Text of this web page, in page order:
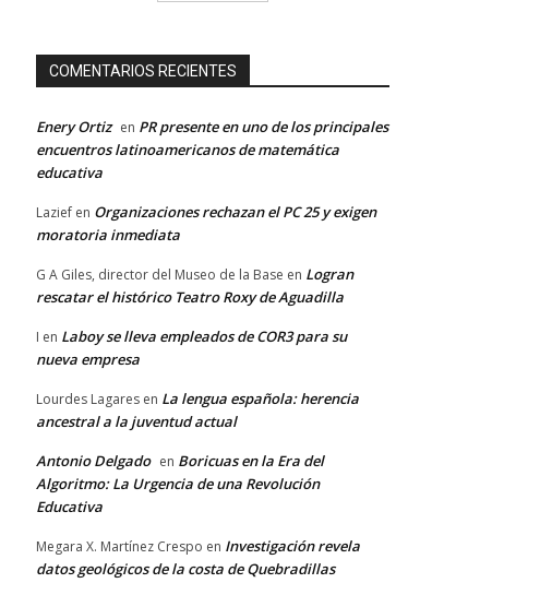
COMENTARIOS RECIENTES
Enery Ortiz en PR presente en uno de los principales
encuentros latinoamericanos de matemática
educativa
Lazief en Organizaciones rechazan el PC 25 y exigen
moratoria inmediata
G A Giles, director del Museo de la Base en Logran
rescatar el histórico Teatro Roxy de Aguadilla
I en Laboy se lleva empleados de COR3 para su
nueva empresa
Lourdes Lagares en La lengua española: herencia
ancestral a la juventud actual
Antonio Delgado en Boricuas en la Era del
Algoritmo: La Urgencia de una Revolución
Educativa
Megara X. Martínez Crespo en Investigación revela
datos geológicos de la costa de Quebradillas